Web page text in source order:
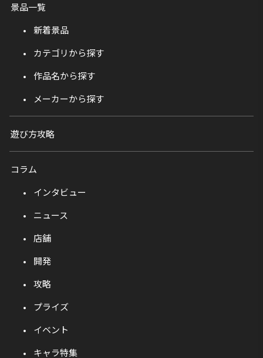
景品一覧
新着景品
カテゴリから探す
作品名から探す
メーカーから探す
遊び方攻略
コラム
インタビュー
ニュース
店舗
開発
攻略
プライズ
イベント
キャラ特集